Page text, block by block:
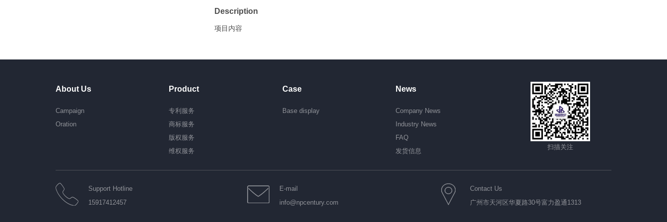
Description
项目内容
About Us
Campaign
Oration
Product
专利服务
商标服务
版权服务
维权服务
Case
Base display
News
Company News
Industry News
FAQ
发货信息
扫描关注
Support Hotline
15917412457
E-mail
info@npcentury.com
Contact Us
广州市天河区华夏路30号富力盈通1313